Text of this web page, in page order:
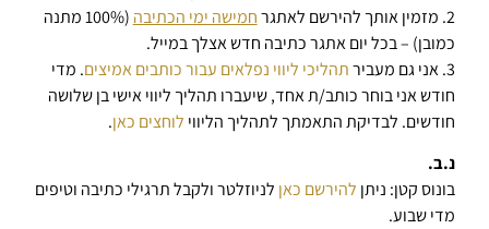
2. מזמין אותך להירשם לאתגר
חמישה ימי הכתיבה
(100% מתנה
כמובן) – בכל יום אתגר כתיבה חדש אצלך במייל.
3. אני גם מעביר
תהליכי ליווי נפלאים עבור כותבים אמיצים. מדי
חודש אני בוחר כותב/ת אחד, שיעברו תהליך ליווי אישי בן שלושה
חודשים. לבדיקת התאמתך לתהליך הליווי לוחצים כאן.
נ.ב.
בונוס קטן: ניתן להירשם כאן לניוזלטר ולקבל תרגילי כתיבה וטיפים
מדי שבוע.